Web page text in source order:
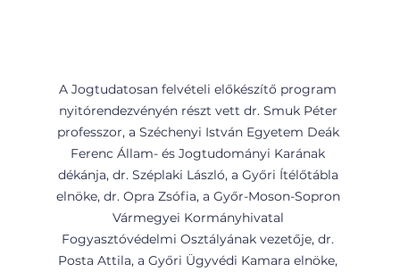
A Jogtudatosan felvételi előkészítő program
nyitórendezvényén részt vett dr. Smuk Péter
professzor, a Széchenyi István Egyetem Deák
Ferenc Állam- és Jogtudományi Karának
dékánja, dr. Széplaki László, a Győri Ítélőtábla
elnöke, dr. Opra Zsófia, a Győr-Moson-Sopron
Vármegyei Kormányhivatal
Fogyasztóvédelmi Osztályának vezetője, dr.
Posta Attila, a Győri Ügyvédi Kamara elnöke,